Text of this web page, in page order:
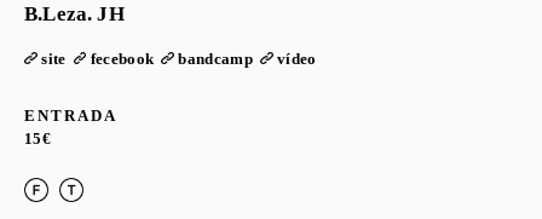
B.Leza. JH
site fecebook bandcamp vídeo
ENTRADA
15€